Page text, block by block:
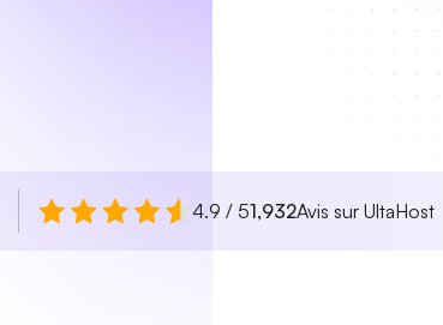
4.9 / 51,932Avis sur UltaHost